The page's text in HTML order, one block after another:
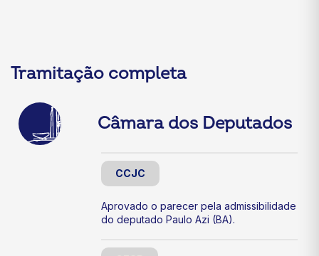
Tramitação completa
Câmara dos Deputados
CCJC
Aprovado o parecer pela admissibilidade
do deputado Paulo Azi (BA).